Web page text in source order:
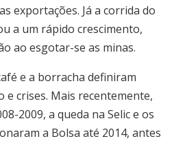
exportações. Já a corrida do
a um rápido crescimento,
ao esgotar-se as minas.
e a borracha definiram
e crises. Mais recentemente,
2009, a queda na Selic e os
a Bolsa até 2014, antes